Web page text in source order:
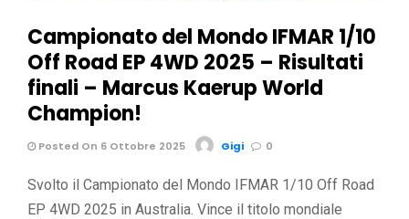
Campionato del Mondo IFMAR 1/10
Off Road EP 4WD 2025 – Risultati
finali – Marcus Kaerup World
Champion!
Posted On 6 Ottobre 2025 Gigi 0
Svolto il Campionato del Mondo IFMAR 1/10 Off Road
EP 4WD 2025 in Australia. Vince il titolo mondiale